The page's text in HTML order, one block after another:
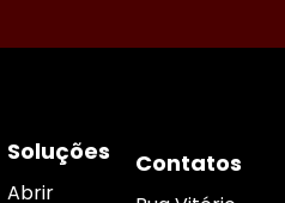
Soluções
Abrir
Contatos